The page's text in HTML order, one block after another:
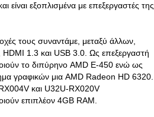
είναι εξοπλισμένα με επεξεργαστές της
τους συναντάμε, μεταξύ άλλων,
1.3 και USB 3.0. Ως επεξεργαστή
το διπύρηνο AMD E-450 ενώ ως
γραφικών μια AMD Radeon HD 6320.
και U32U-RX020V
επιπλέον 4GB RAM.